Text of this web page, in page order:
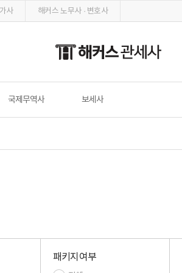
사 해커스 노무사 · 변호사
국제무역사 보세사
패키지여부